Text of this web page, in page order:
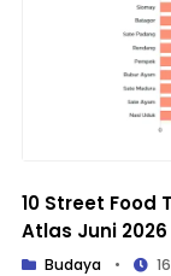
10 Street Food
Atlas Juni 2026
Budaya •